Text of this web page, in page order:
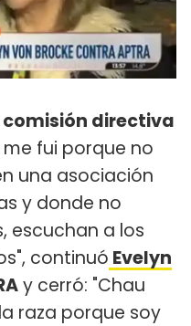
comisión directiva
me fui porque no
una asociación
y donde no
escuchan a los
continuó Evelyn
y cerró: "Chau
raza porque soy